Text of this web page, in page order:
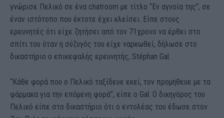
γνώρισε Πελικό σε ένα chatroom με τίτλο “Εν αγνοία της”, σε
έναν ιστότοπο που έκτοτε έχει κλείσει. Είπε στους
ερευνητές ότι είχε ζητήσει από τον 71χρονο να έρθει στο
σπίτι του όταν η σύζυγός του είχε ναρκωθεί, δήλωσε στο
δικαστήριο ο επικεφαλής ερευνητής, Stéphan Gal.
“Κάθε φορά που ο Πελικό ταξίδευε εκεί, τον προμήθευε με τα
φάρμακα για την επόμενη φορά”, είπε ο Gal. Ο δικηγόρος του
Πελικό είπε στο δικαστήριο ότι ο εντολέας του έδωσε στον